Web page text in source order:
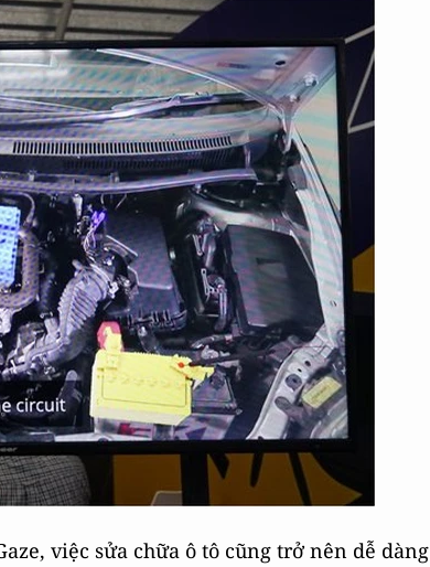
việc sửa chữa ô tô cũng trở nên dễ dàng